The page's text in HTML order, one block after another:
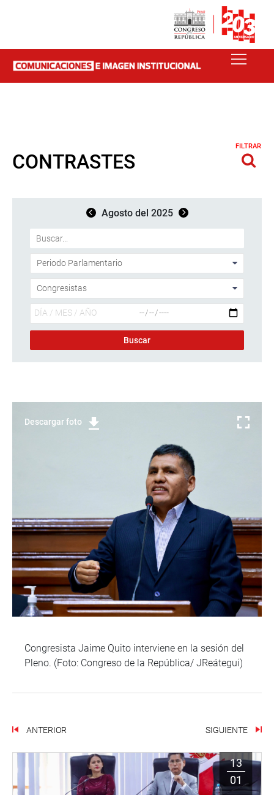
CONTRASTES
FILTRAR
Agosto del 2025
Descargar foto
Congresista Jaime Quito interviene en la sesión del
Pleno. (Foto: Congreso de la República/ JReátegui)
ANTERIOR SIGUIENTE
13
01